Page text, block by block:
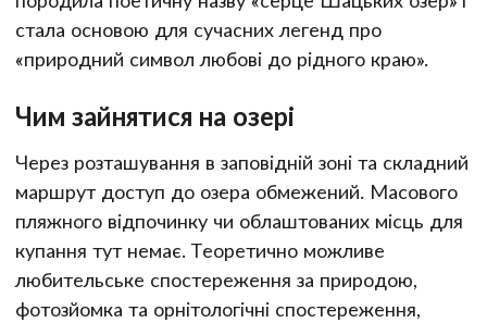
стала основою для сучасних легенд про
«природний символ любові до рідного краю».
Чим зайнятися на озері
Через розташування в заповідній зоні та складний
маршрут доступ до озера обмежений. Масового
пляжного відпочинку чи облаштованих місць для
купання тут немає. Теоретично можливе
любительське спостереження за природою,
фотозйомка та орнітологічні спостереження,